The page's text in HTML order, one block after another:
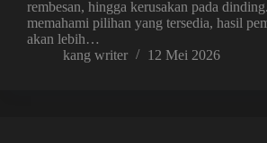
rembesan, hingga kerusakan pada
memahami pilihan yang tersedia, hasil
akan lebih…
kang writer
12 Mei 2026